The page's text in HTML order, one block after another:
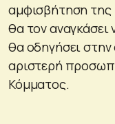
αμφισβήτηση της
θα τον αναγκάσει
θα οδηγήσει
αριστερή
Κόμματος.